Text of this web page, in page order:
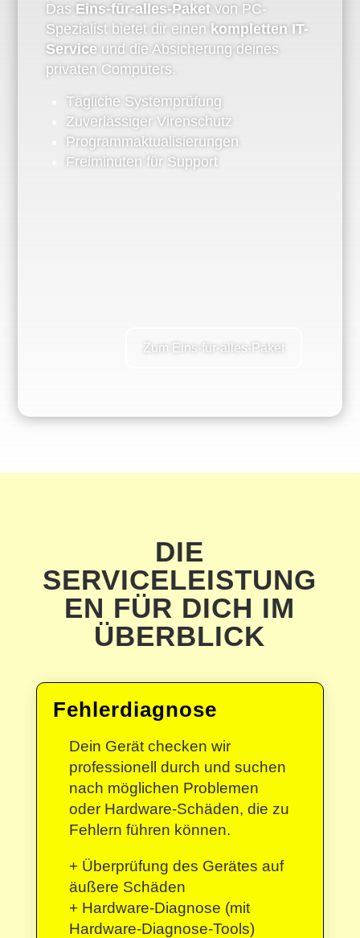
Das Eins-für-alles-Paket von PC-
Spezialist bietet dir einen kompletten IT-
Service und die Absicherung deines
privaten Computers.
Tägliche Systemprüfung
Zuverlässiger Virenschutz
Programmaktualisierungen
Freiminuten für Support
Zum Eins-für-alles-Paket
DIE
SERVICELEISTUNG
EN FÜR DICH IM
ÜBERBLICK
Fehlerdiagnose
Dein Gerät checken wir
professionell durch und suchen
nach möglichen Problemen
oder Hardware-Schäden, die zu
Fehlern führen können.
+ Überprüfung des Gerätes auf
äußere Schäden
+ Hardware-Diagnose (mit
Hardware-Diagnose-Tools)